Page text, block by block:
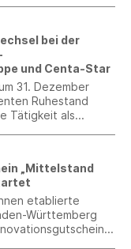
bei der
und Centa-Star
31. Dezember
Ruhestand
Tätigkeit als
seit vielen Jahren
Häussling führt,
für
„Mittelstand
etablierte
Württemberg